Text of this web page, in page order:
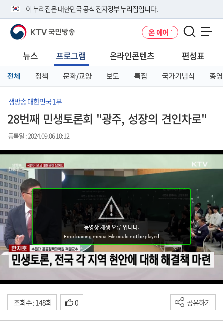
이 누리집은 대한민국 공식 전자정부 누리집입니다.
공식 누리집 주소 확인하기
니다.
이밖에 or.kr 또는 .kr등 다른 도메인 주소를 사용하고 있다면 아래 URL에
서 도메인 주소를 확인해 보세요
KTV 국민방송 온 에어
뉴스 프로그램 온라인콘텐츠 편성표
전체 정책 문화/교양 보도 특집 국가기념식 종영
생방송 대한민국 1부
28번째 민생토론회 "광주, 성장의 견인차로"
등록일 : 2024.09.06 10:12
조회수 : 148회 0 공유하기